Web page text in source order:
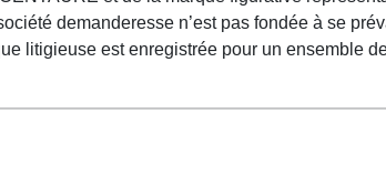
demanderesse n’est pas fondée à se
litigieuse est enregistrée pour un ensemble